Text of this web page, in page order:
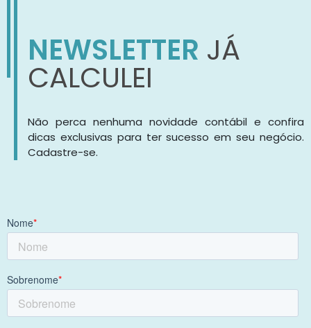
NEWSLETTER JÁ
CALCULEI
Não perca nenhuma novidade contábil e confira
dicas exclusivas para ter sucesso em seu negócio.
Cadastre-se.